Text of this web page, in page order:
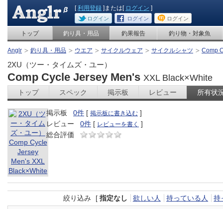
[利用登録 ]または[ ログイン ]
ログイン ログイン ログイン
トップ 釣り具・用品 釣果報告 釣り物・対象魚
Anglr 釣り具・用品 ウエア サイクルウェア サイクルシャツ Comp
2XU（ツー・タイムズ・ユー）
Comp Cycle Jersey Men's XXL Black×White
トップ スペック 掲示板 レビュー 所有状
掲示板 0件 [ 掲示板に書き込む ]
レビュー
0件 [ レビューを書く ]
総合評価
絞り込み [ 指定なし 欲しい人 持っている人 持